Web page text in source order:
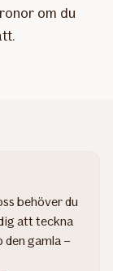
om du
behöver du
att teckna
den gamla –